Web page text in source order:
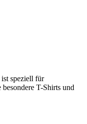
speziell für
T-Shirts und